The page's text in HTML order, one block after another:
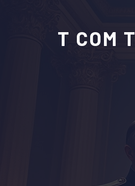
T COM T